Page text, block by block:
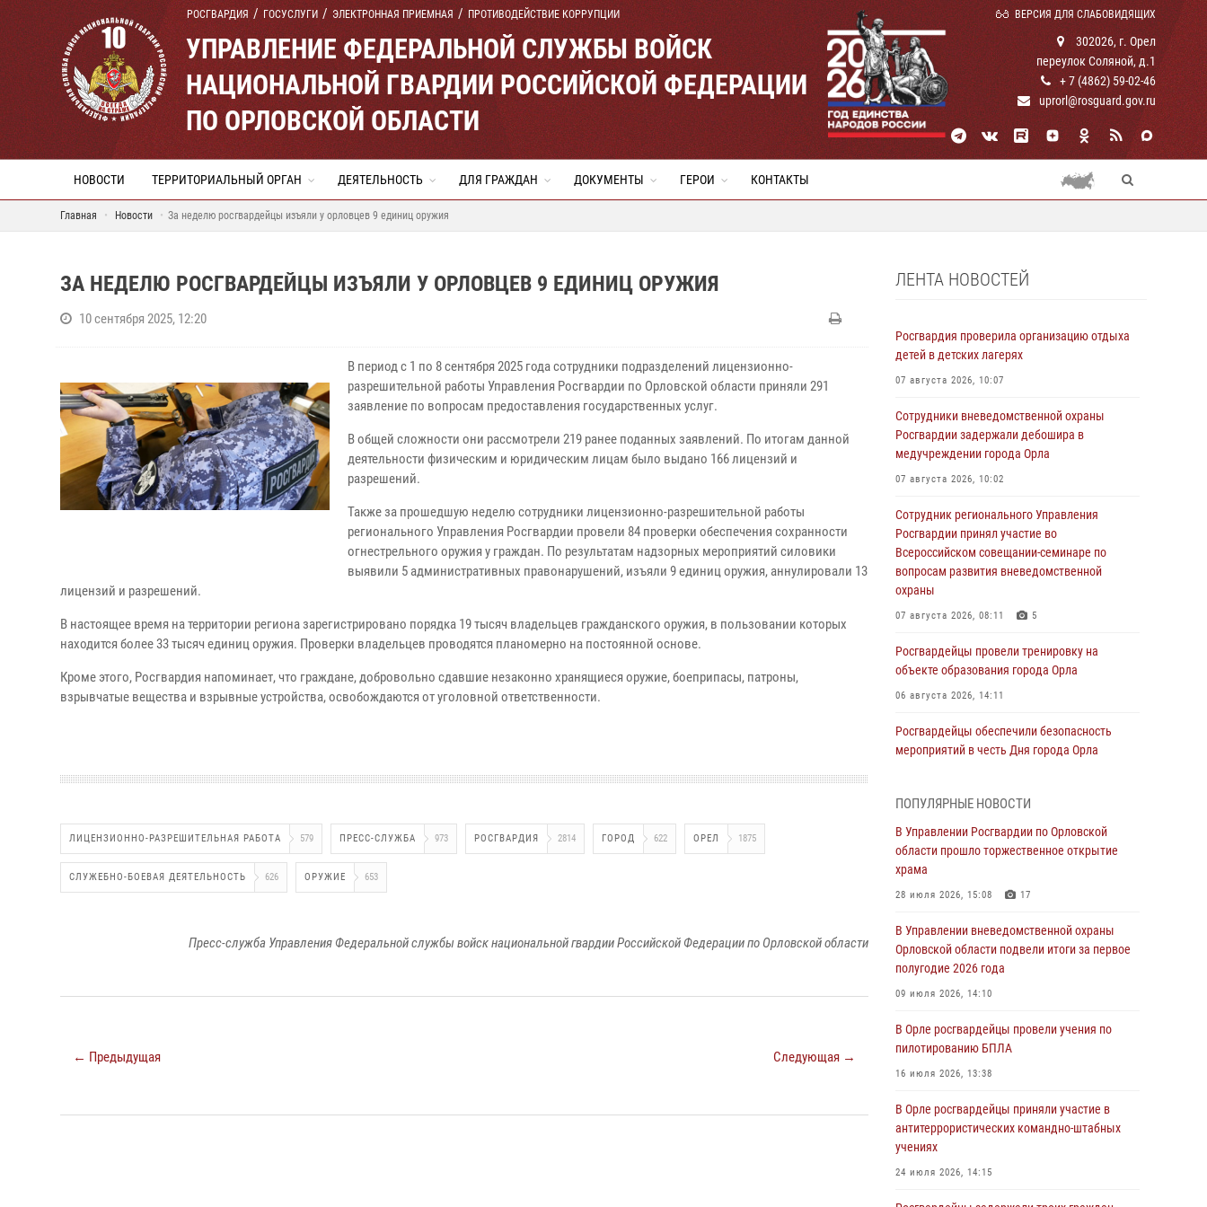
РОСГВАРДИЯ ГОСУСЛУГИ ЭЛЕКТРОННАЯ ПРИЕМНАЯ ПРОТИВОДЕЙСТВИЕ КОРРУПЦИИ ВЕРСИЯ ДЛЯ СЛАБОВИДЯЩИХ
УПРАВЛЕНИЕ ФЕДЕРАЛЬНОЙ СЛУЖБЫ ВОЙСК
НАЦИОНАЛЬНОЙ ГВАРДИИ РОССИЙСКОЙ ФЕДЕРАЦИИ
ПО ОРЛОВСКОЙ ОБЛАСТИ
302026, г. Орел
переулок Соляной, д.1
+ 7 (4862) 59-02-46
uprorl@rosguard.gov.ru
НОВОСТИ ТЕРРИТОРИАЛЬНЫЙ ОРГАН ДЕЯТЕЛЬНОСТЬ ДЛЯ ГРАЖДАН ДОКУМЕНТЫ ГЕРОИ КОНТАКТЫ
Главная Новости За неделю росгвардейцы изъяли у орловцев 9 единиц оружия
ЗА НЕДЕЛЮ РОСГВАРДЕЙЦЫ ИЗЪЯЛИ У ОРЛОВЦЕВ 9 ЕДИНИЦ ОРУЖИЯ
10 сентября 2025, 12:20
В период с 1 по 8 сентября 2025 года сотрудники подразделений лицензионно-
разрешительной работы Управления Росгвардии по Орловской области приняли 291
заявление по вопросам предоставления государственных услуг.
В общей сложности они рассмотрели 219 ранее поданных заявлений. По итогам данной
деятельности физическим и юридическим лицам было выдано 166 лицензий и
разрешений.
Также за прошедшую неделю сотрудники лицензионно-разрешительной работы
регионального Управления Росгвардии провели 84 проверки обеспечения сохранности
огнестрельного оружия у граждан. По результатам надзорных мероприятий силовики
выявили 5 административных правонарушений, изъяли 9 единиц оружия, аннулировали 13
лицензий и разрешений.
В настоящее время на территории региона зарегистрировано порядка 19 тысяч владельцев гражданского оружия, в пользовании которых
находится более 33 тысяч единиц оружия. Проверки владельцев проводятся планомерно на постоянной основе.
Кроме этого, Росгвардия напоминает, что граждане, добровольно сдавшие незаконно хранящиеся оружие, боеприпасы, патроны,
взрывчатые вещества и взрывные устройства, освобождаются от уголовной ответственности.
ЛИЦЕНЗИОННО-РАЗРЕШИТЕЛЬНАЯ РАБОТА 579 ПРЕСС-СЛУЖБА 973 РОСГВАРДИЯ 2814 ГОРОД 622 ОРЕЛ 1875
СЛУЖЕБНО-БОЕВАЯ ДЕЯТЕЛЬНОСТЬ 626 ОРУЖИЕ 653
Пресс-служба Управления Федеральной службы войск национальной гвардии Российской Федерации по Орловской области
← Предыдущая Следующая →
ЛЕНТА НОВОСТЕЙ
Росгвардия проверила организацию отдыха
детей в детских лагерях
07 августа 2026, 10:07
Сотрудники вневедомственной охраны
Росгвардии задержали дебошира в
медучреждении города Орла
07 августа 2026, 10:02
Сотрудник регионального Управления
Росгвардии принял участие во
Всероссийском совещании-семинаре по
вопросам развития вневедомственной
охраны
07 августа 2026, 08:11 5
Росгвардейцы провели тренировку на
объекте образования города Орла
06 августа 2026, 14:11
Росгвардейцы обеспечили безопасность
мероприятий в честь Дня города Орла
Начальник регионального Управления
Росгвардии принял участие в митинге в честь
дня освобождения города Орла
05 августа 2026, 13:16
результатах работы за первое полугодие
05 августа 2026, 13:12
За месяц росгвардейцы задержали 15 лиц,
противоправных действий
04 августа 2026, 14:21
росгвардейцев
04 августа 2026, 14:06 2
За месяц росгвардейцы приняли от граждан
ПОПУЛЯРНЫЕ НОВОСТИ
В Управлении Росгвардии по Орловской
области прошло торжественное открытие
храма
28 июля 2026, 15:08 17
В Управлении вневедомственной охраны
Орловской области подвели итоги за первое
полугодие 2026 года
09 июля 2026, 14:10
В Орле росгвардейцы провели учения по
пилотированию БПЛА
16 июля 2026, 13:38
В Орле росгвардейцы приняли участие в
антитеррористических командно-штабных
учениях
24 июля 2026, 14:15